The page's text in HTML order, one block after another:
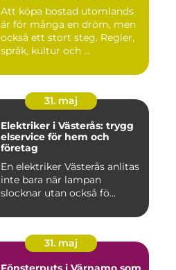
Att köpa bostad utomlands
är för många en dröm, men
också ett stort steg. Regler,
språk, kultur och ...
31. maj
Elektriker i Västerås: trygg
elservice för hem och
företag
En elektriker Västerås anlitas
inte bara när lampan
slocknar utan också fö...
31. maj